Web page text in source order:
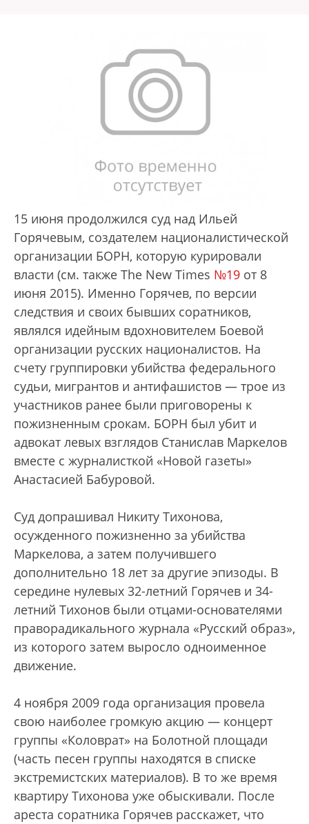
15 июня продолжился суд над Ильей
Горячевым, создателем националистической
организации БОРН, которую курировали
власти (см. также The New Times №19 от 8
июня 2015). Именно Горячев, по версии
следствия и своих бывших соратников,
являлся идейным вдохновителем Боевой
организации русских националистов. На
счету группировки убийства федерального
судьи, мигрантов и антифашистов — трое из
участников ранее были приговорены к
пожизненным срокам. БОРН был убит и
адвокат левых взглядов Станислав Маркелов
вместе с журналисткой «Новой газеты»
Анастасией Бабуровой.
Суд допрашивал Никиту Тихонова,
осужденного пожизненно за убийства
Маркелова, а затем получившего
дополнительно 18 лет за другие эпизоды. В
середине нулевых 32-летний Горячев и 34-
летний Тихонов были отцами-основателями
праворадикального журнала «Русский образ»,
из которого затем выросло одноименное
движение.
4 ноября 2009 года организация провела
свою наиболее громкую акцию — концерт
группы «Коловрат» на Болотной площади
(часть песен группы находятся в списке
экстремистских материалов). В то же время
квартиру Тихонова уже обыскивали. После
ареста соратника Горячев расскажет, что